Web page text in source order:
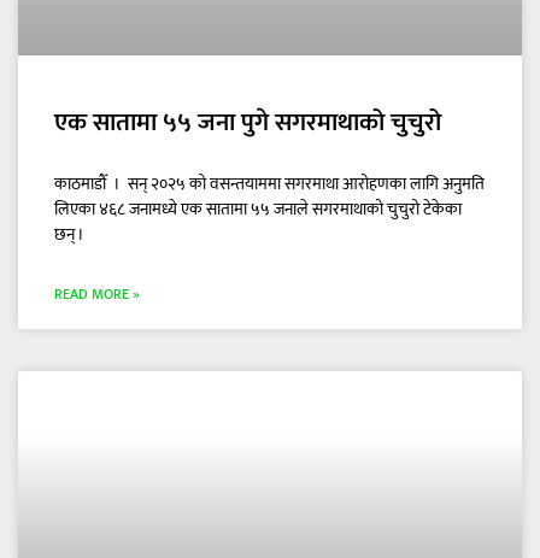
एक सातामा ५५ जना पुगे सगरमाथाको चुचुरो
काठमाडौँ । सन् २०२५ को वसन्तयाममा सगरमाथा आरोहणका लागि अनुमति
लिएका ४६८ जनामध्ये एक सातामा ५५ जनाले सगरमाथाको चुचुरो टेकेका
छन् ।
READ MORE »